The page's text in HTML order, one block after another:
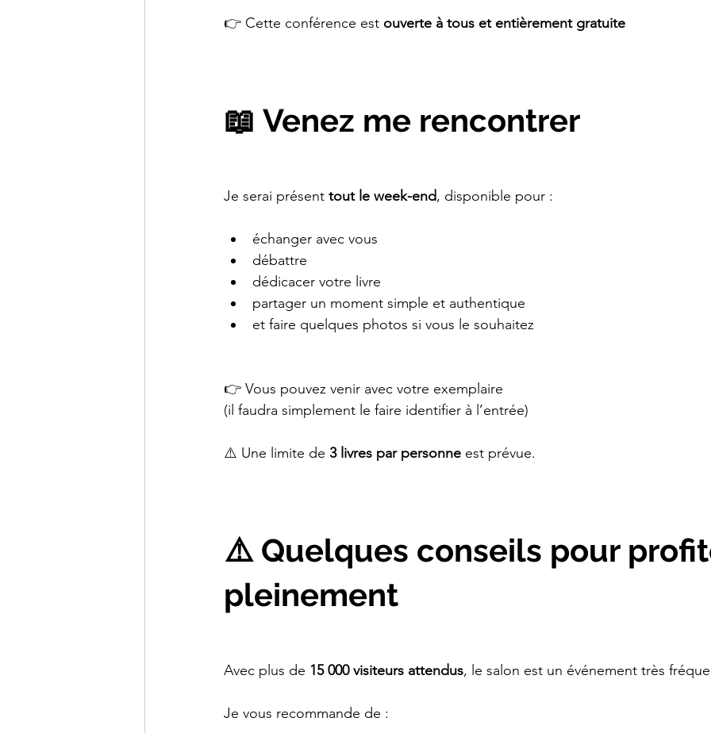
👉 Cette conférence est ouverte à tous et entièrement gratuite
📖 Venez me rencontrer
Je serai présent tout le week-end, disponible pour :
échanger avec vous
débattre
dédicacer votre livre
partager un moment simple et authentique
et faire quelques photos si vous le souhaitez
👉 Vous pouvez venir avec votre exemplaire
(il faudra simplement le faire identifier à l’entrée)
⚠️ Une limite de 3 livres par personne est prévue.
⚠️ Quelques conseils pour
pleinement
Avec plus de 15 000 visiteurs attendus, le salon est un événement très
Je vous recommande de :